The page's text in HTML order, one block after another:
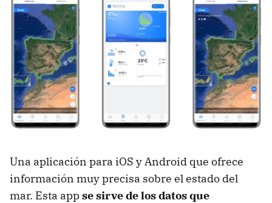
Una aplicación para iOS y Android que ofrece
información muy precisa sobre el estado del
mar. Esta appse sirve de los datos que